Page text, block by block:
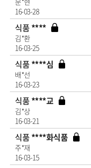
16-03-28
식품 ****
김*환
16-03-25
식품 ****심
배*선
16-03-23
식품 ****교
김*상
16-03-21
식품 ****화식품
주*재
16-03-15